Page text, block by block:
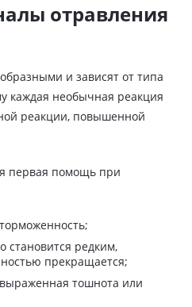
отравления
и зависят от типа
каждая необычная реакция
реакции, повышенной
первая помощь при
становится редким,
прекращается;
тошнота или